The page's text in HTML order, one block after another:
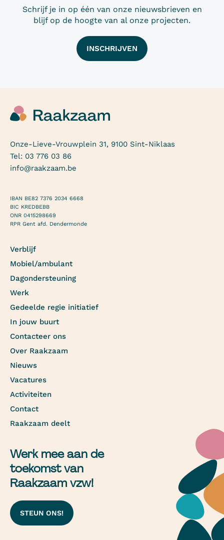
Schrijf je in op één van onze nieuwsbrieven en
blijf op de hoogte van al onze projecten.
INSCHRIJVEN
Onze-Lieve-Vrouwplein 31, 9100 Sint-Niklaas
Tel: 03 776 03 86
info@raakzaam.be
IBAN BE82 7376 2034 6668
BIC KREDBEBB
ONR 0415298669
RPR Gent afd. Dendermonde
Verblijf
Mobiel/ambulant
Dagondersteuning
Werk
Gedeelde regie initiatief
In jouw buurt
Contacteer ons
Over Raakzaam
Nieuws
Vacatures
Activiteiten
Contact
Raakzaam deelt
Werk mee aan de
toekomst van
Raakzaam vzw!
STEUN ONS!